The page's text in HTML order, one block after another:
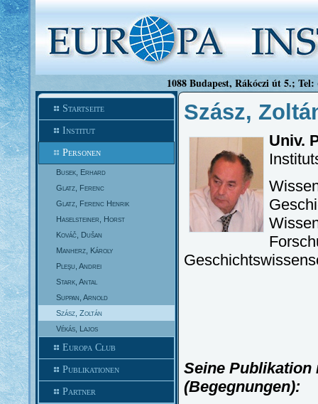
1088 Budapest, Rákóczi út 5.;
Startseite
Institut
Personen
Busek, Erhard
Glatz, Ferenc
Glatz, Ferenc Henrik
Haselsteiner, Horst
Kováč, Dušan
Manherz, Károly
Pleşu, Andrei
Stark, Antal
Suppan, Arnold
Szász, Zoltán
Vékás, Lajos
Europa Club
Publikationen
Partner
Szász,
Univ.
Seine Publikation
(Begegnungen):